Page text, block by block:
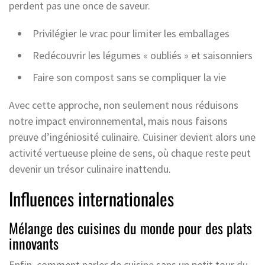
perdent pas une once de saveur.
Privilégier le vrac pour limiter les emballages
Redécouvrir les légumes « oubliés » et saisonniers
Faire son compost sans se compliquer la vie
Avec cette approche, non seulement nous réduisons
notre impact environnemental, mais nous faisons
preuve d’ingéniosité culinaire. Cuisiner devient alors une
activité vertueuse pleine de sens, où chaque reste peut
devenir un trésor culinaire inattendu.
Influences internationales
Mélange des cuisines du monde pour des plats
innovants